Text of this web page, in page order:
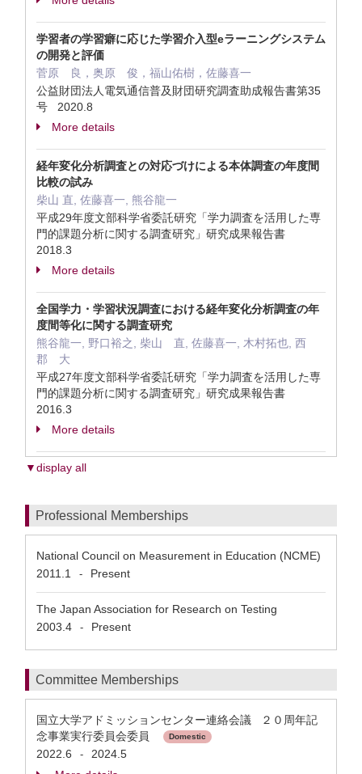
学習者の学習癖に応じた学習介入型eラーニングシステム
の開発と評価
菅原 良，奥原 俊，福山佑樹，佐藤喜一
公益財団法人電気通信普及財団研究調査助成報告書第35
号 2020.8
More details
経年変化分析調査との対応づけによる本体調査の年度間
比較の試み
柴山 直, 佐藤喜一, 熊谷龍一
平成29年度文部科学省委託研究「学力調査を活用した専
門的課題分析に関する調査研究」研究成果報告書
2018.3
More details
全国学力・学習状況調査における経年変化分析調査の年
度間等化に関する調査研究
熊谷龍一, 野口裕之, 柴山 直, 佐藤喜一, 木村拓也, 西
郡 大
平成27年度文部科学省委託研究「学力調査を活用した専
門的課題分析に関する調査研究」研究成果報告書
2016.3
More details
▼display all
Professional Memberships
National Council on Measurement in Education (NCME)
2011.1
- Present
The Japan Association for Research on Testing
2003.4
- Present
Committee Memberships
国立大学アドミッションセンター連絡会議 ２０周年記
念事業実行委員会委員
Domestic
2022.6 -
2024.5